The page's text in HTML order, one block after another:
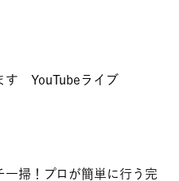
す YouTubeライブ
一掃！プロが簡単に行う完